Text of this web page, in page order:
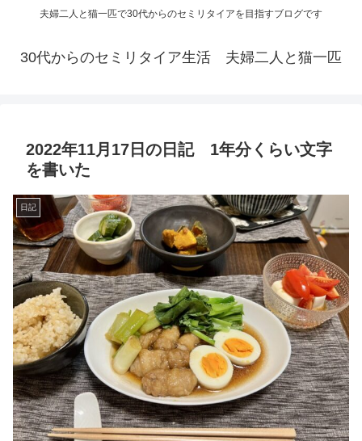
夫婦二人と猫一匹で30代からのセミリタイアを目指すブログです
30代からのセミリタイア生活 夫婦二人と猫一匹
2022年11月17日の日記 1年分くらい文字
を書いた
日記